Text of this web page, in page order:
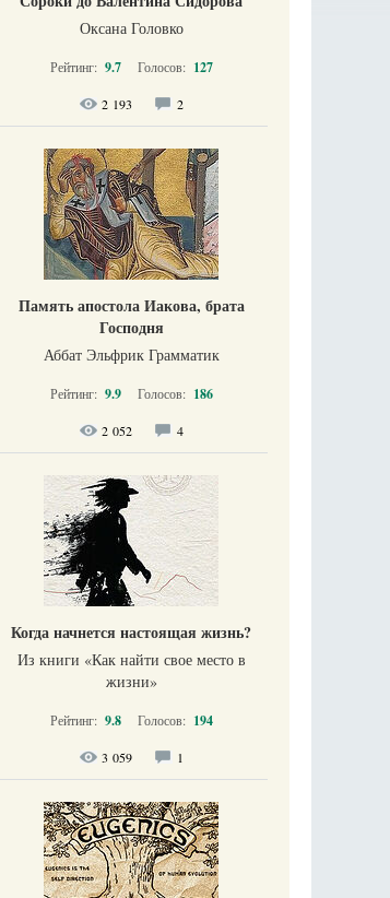
Оксана Головко
Рейтинг: 9.7 Голосов: 127
2 193 2
Память апостола Иакова, брата
Господня
Аббат Эльфрик Грамматик
Рейтинг: 9.9 Голосов: 186
2 052 4
Когда начнется настоящая жизнь?
Из книги «Как найти свое место в
жизни​»
Рейтинг: 9.8 Голосов: 194
3 059 1